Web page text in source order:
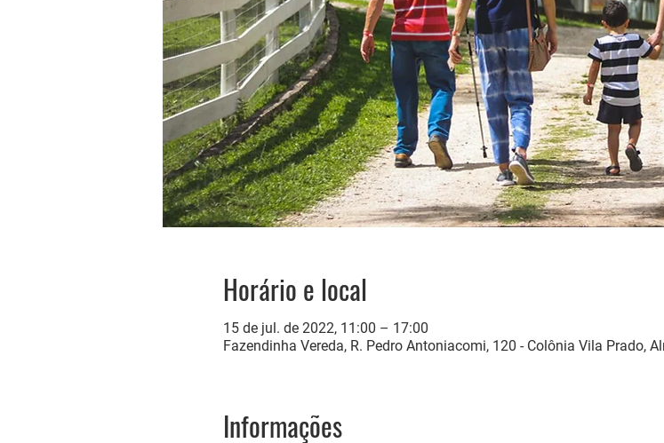
Horário e local
15 de jul. de 2022, 11:00 – 17:00
Fazendinha Vereda, R. Pedro Antoniacomi, 120 - Colônia Vila Prado,
Informações